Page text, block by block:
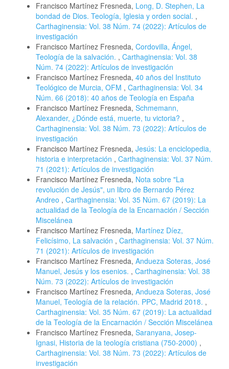
Francisco Martínez Fresneda, Long, D. Stephen, La
bondad de Dios. Teología, Iglesia y orden social. ,
Carthaginensia: Vol. 38 Núm. 74 (2022): Artículos de
investigación
Francisco Martínez Fresneda, Cordovilla, Ángel,
Teología de la salvación. , Carthaginensia: Vol. 38
Núm. 74 (2022): Artículos de investigación
Francisco Martínez Fresneda, 40 años del Instituto
Teológico de Murcia, OFM , Carthaginensia: Vol. 34
Núm. 66 (2018): 40 años de Teología en España
Francisco Martínez Fresneda, Schmemann,
Alexander, ¿Dónde está, muerte, tu victoria? ,
Carthaginensia: Vol. 38 Núm. 73 (2022): Artículos de
investigación
Francisco Martínez Fresneda, Jesús: La enciclopedia,
historia e interpretación , Carthaginensia: Vol. 37 Núm.
71 (2021): Artículos de investigación
Francisco Martínez Fresneda, Nota sobre "La
revolución de Jesús", un libro de Bernardo Pérez
Andreo , Carthaginensia: Vol. 35 Núm. 67 (2019): La
actualidad de la Teología de la Encarnación / Sección
Miscelánea
Francisco Martínez Fresneda, Martínez Díez,
Felicísimo, La salvación , Carthaginensia: Vol. 37 Núm.
71 (2021): Artículos de investigación
Francisco Martínez Fresneda, Andueza Soteras, José
Manuel, Jesús y los esenios. , Carthaginensia: Vol. 38
Núm. 73 (2022): Artículos de investigación
Francisco Martínez Fresneda, Andueza Soteras, José
Manuel, Teología de la relación. PPC, Madrid 2018. ,
Carthaginensia: Vol. 35 Núm. 67 (2019): La actualidad
de la Teología de la Encarnación / Sección Miscelánea
Francisco Martínez Fresneda, Saranyana, Josep-
Ignasi, Historia de la teología cristiana (750-2000) ,
Carthaginensia: Vol. 38 Núm. 73 (2022): Artículos de
investigación